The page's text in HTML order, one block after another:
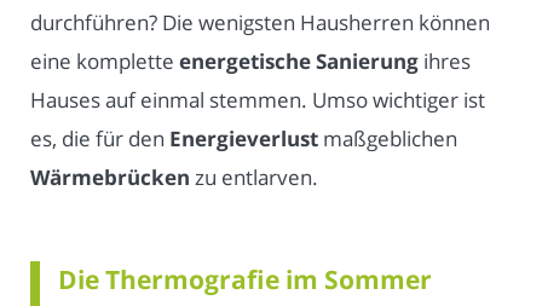
durchführen? Die wenigsten Hausherren können
eine komplette energetische Sanierung ihres
Hauses auf einmal stemmen. Umso wichtiger ist
es, die für den Energieverlust maßgeblichen
Wärmebrücken zu entlarven.
Die Thermografie im Sommer